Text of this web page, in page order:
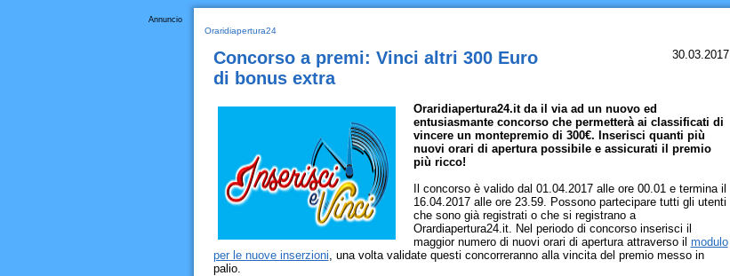
Annuncio
Oraridiapertura24
Concorso a premi: Vinci altri 300 Euro
di bonus extra
30.03.2017
Oraridiapertura24.it da il via ad un nuovo ed
entusiasmante concorso che permetterà ai classificati di
vincere un montepremio di 300€. Inserisci quanti più
nuovi orari di apertura possibile e assicurati il premio
più ricco!
Il concorso è valido dal 01.04.2017 alle ore 00.01 e termina il
16.04.2017 alle ore 23.59. Possono partecipare tutti gli utenti
che sono già registrati o che si registrano a
Orardiapertura24.it. Nel periodo di concorso inserisci il
maggior numero di nuovi orari di apertura attraverso il modulo
per le nuove inserzioni, una volta validate questi concorreranno alla vincita del premio messo in
palio.